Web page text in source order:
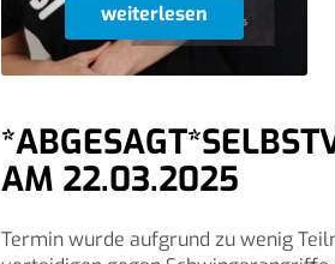
weiterlesen
AM 22.03.2025
Termin wurde aufgrund zu wenig